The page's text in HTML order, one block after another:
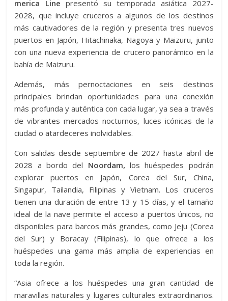
merica Line presentó su temporada asiática 2027-
2028, que incluye cruceros a algunos de los destinos
más cautivadores de la región y presenta tres nuevos
puertos en Japón, Hitachinaka, Nagoya y Maizuru, junto
con una nueva experiencia de crucero panorámico en la
bahía de Maizuru.
Además, más pernoctaciones en seis destinos
principales brindan oportunidades para una conexión
más profunda y auténtica con cada lugar, ya sea a través
de vibrantes mercados nocturnos, luces icónicas de la
ciudad o atardeceres inolvidables.
Con salidas desde septiembre de 2027 hasta abril de
2028 a bordo del Noordam, los huéspedes podrán
explorar puertos en Japón, Corea del Sur, China,
Singapur, Tailandia, Filipinas y Vietnam. Los cruceros
tienen una duración de entre 13 y 15 días, y el tamaño
ideal de la nave permite el acceso a puertos únicos, no
disponibles para barcos más grandes, como Jeju (Corea
del Sur) y Boracay (Filipinas), lo que ofrece a los
huéspedes una gama más amplia de experiencias en
toda la región.
“Asia ofrece a los huéspedes una gran cantidad de
maravillas naturales y lugares culturales extraordinarios.